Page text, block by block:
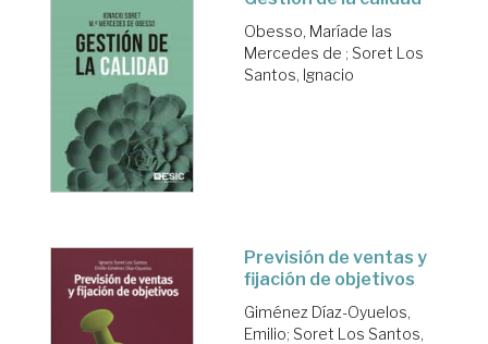
Obesso, Maríade las
Mercedes de ; Soret Los
Santos, Ignacio
Previsión de ventas y
fijación de objetivos
Giménez Díaz-Oyuelos,
Emilio; Soret Los Santos,